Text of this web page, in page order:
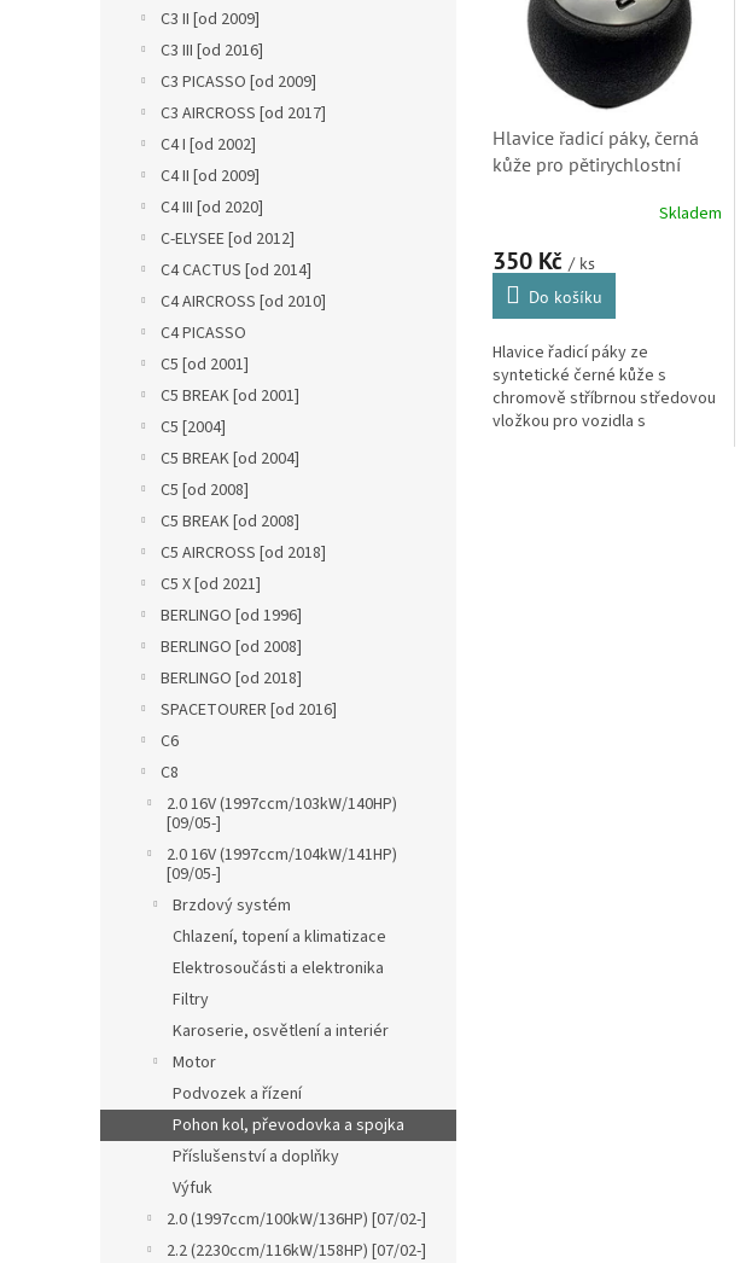
C3 II [od 2009]
C3 III [od 2016]
C3 PICASSO [od 2009]
C3 AIRCROSS [od 2017]
C4 I [od 2002]
C4 II [od 2009]
C4 III [od 2020]
C-ELYSEE [od 2012]
C4 CACTUS [od 2014]
C4 AIRCROSS [od 2010]
C4 PICASSO
C5 [od 2001]
C5 BREAK [od 2001]
C5 [2004]
C5 BREAK [od 2004]
C5 [od 2008]
C5 BREAK [od 2008]
C5 AIRCROSS [od 2018]
C5 X [od 2021]
BERLINGO [od 1996]
BERLINGO [od 2008]
BERLINGO [od 2018]
SPACETOURER [od 2016]
C6
C8
2.0 16V (1997ccm/103kW/140HP)
[09/05-]
2.0 16V (1997ccm/104kW/141HP)
[09/05-]
Brzdový systém
Chlazení, topení a klimatizace
Elektrosoučásti a elektronika
Filtry
Karoserie, osvětlení a interiér
Motor
Podvozek a řízení
Pohon kol, převodovka a spojka
Příslušenství a doplňky
Výfuk
2.0 (1997ccm/100kW/136HP) [07/02-]
2.2 (2230ccm/116kW/158HP) [07/02-]
Hlavice řadicí páky, černá
kůže pro pětirychlostní
Peugeot BVM 5 (2403Q5)
Skladem
350 Kč / ks
Do košíku
Hlavice řadicí páky ze
syntetické černé kůže s
chromově stříbrnou středovou
vložkou pro vozidla s